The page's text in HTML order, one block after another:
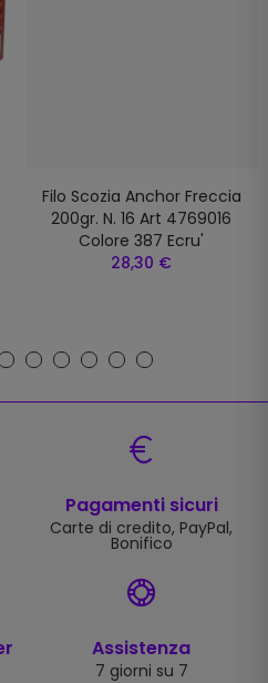
Filo Scozia Anchor Freccia
200gr. N. 16 Art 4769016
Colore 387 Ecru'
28,30 €
Pagamenti sicuri
Carte di credito, PayPal,
Bonifico
Assistenza
7 giorni su 7